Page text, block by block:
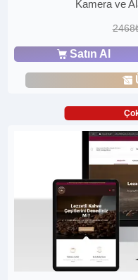
Kamera ve
Satın Al